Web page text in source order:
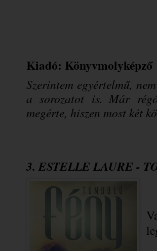
Kiadó: Könyvmolyképző
Szerintem egyértelmű,
a sorozatot is. Már
megérte, hiszen most két
3. ESTELLE LAURE -